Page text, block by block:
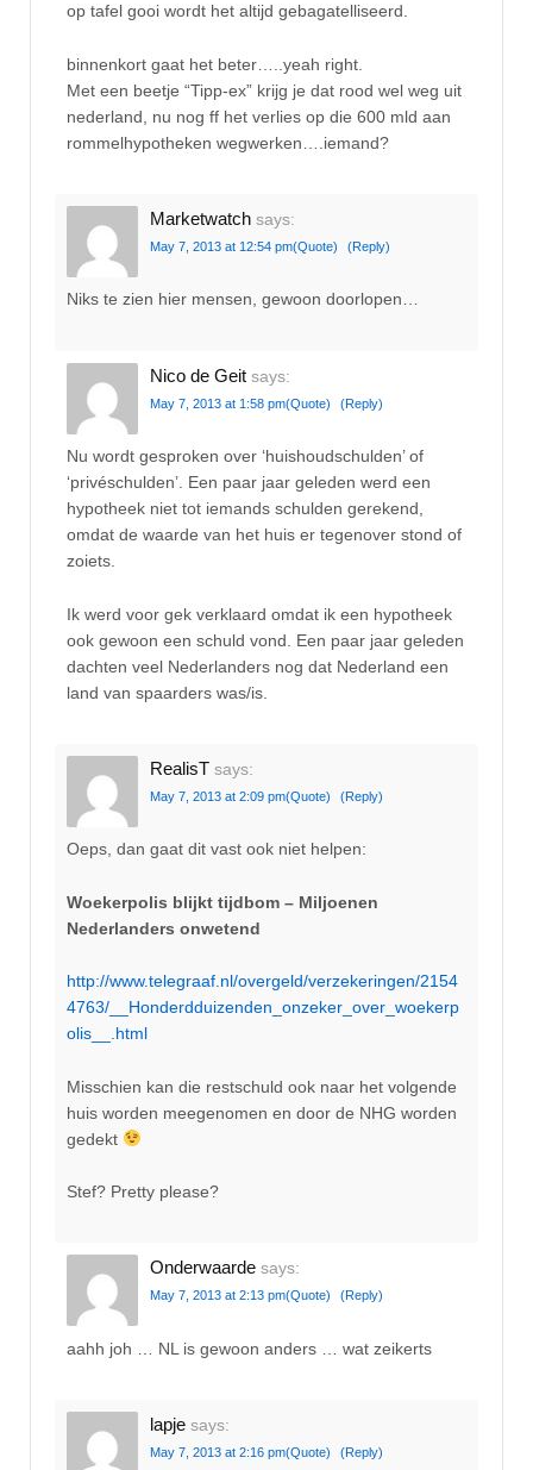
op tafel gooi wordt het altijd gebagatelliseerd.
binnenkort gaat het beter…..yeah right.
Met een beetje “Tipp-ex” krijg je dat rood wel weg uit
nederland, nu nog ff het verlies op die 600 mld aan
rommelhypotheken wegwerken….iemand?
Marketwatch says:
May 7, 2013 at 12:54 pm(Quote) (Reply)
Niks te zien hier mensen, gewoon doorlopen…
Nico de Geit says:
May 7, 2013 at 1:58 pm(Quote) (Reply)
Nu wordt gesproken over ‘huishoudschulden’ of
‘privéschulden’. Een paar jaar geleden werd een
hypotheek niet tot iemands schulden gerekend,
omdat de waarde van het huis er tegenover stond of
zoiets.
Ik werd voor gek verklaard omdat ik een hypotheek
ook gewoon een schuld vond. Een paar jaar geleden
dachten veel Nederlanders nog dat Nederland een
land van spaarders was/is.
RealisT says:
May 7, 2013 at 2:09 pm(Quote) (Reply)
Oeps, dan gaat dit vast ook niet helpen:
Woekerpolis blijkt tijdbom – Miljoenen
Nederlanders onwetend
http://www.telegraaf.nl/overgeld/verzekeringen/2154
4763/__Honderdduizenden_onzeker_over_woekerp
olis__.html
Misschien kan die restschuld ook naar het volgende
huis worden meegenomen en door de NHG worden
gedekt
Stef? Pretty please?
Onderwaarde says:
May 7, 2013 at 2:13 pm(Quote) (Reply)
aahh joh … NL is gewoon anders … wat zeikerts
lapje says:
May 7, 2013 at 2:16 pm(Quote) (Reply)